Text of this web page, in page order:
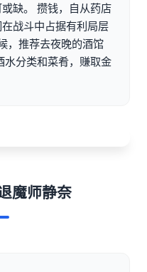
缺。 攒钱，自从药店
战斗中占据有利局层
，推荐去夜晚的酒馆
水分类和菜肴，赚取金
魔师静奈